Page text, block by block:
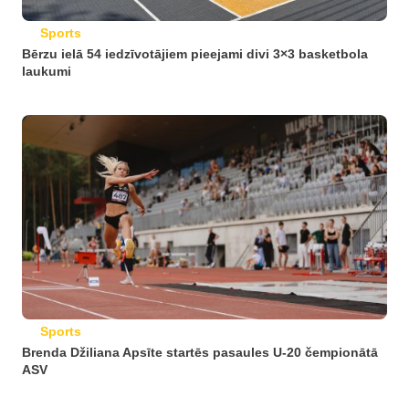
Sports
Bērzu ielā 54 iedzīvotājiem pieejami divi 3×3 basketbola
laukumi
Sports
Brenda Džiliana Apsīte startēs pasaules U-20 čempionātā
ASV